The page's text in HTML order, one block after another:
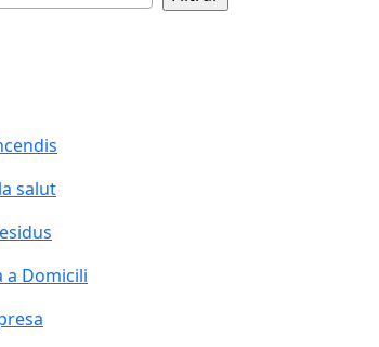
salut
a Domicili